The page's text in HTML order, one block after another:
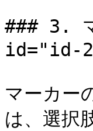
### 3.
id="id-
マーカー
は、選択